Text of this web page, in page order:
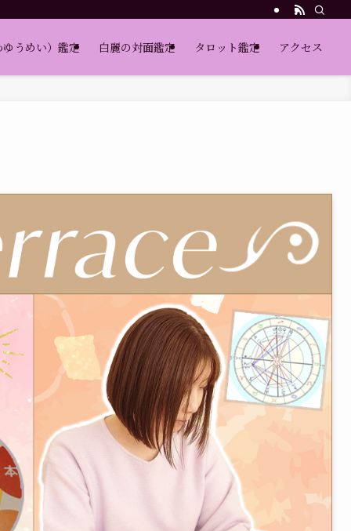
うめい）鑑定 白麗の対面鑑定 タロット鑑定 アクセス